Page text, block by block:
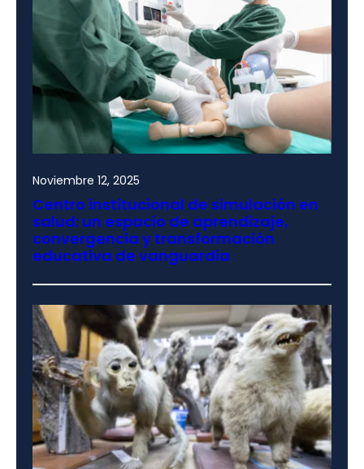
Noviembre 12, 2025
Centro institucional de simulación en
salud: un espacio de aprendizaje,
convergencia y transformación
educativa de vanguardia